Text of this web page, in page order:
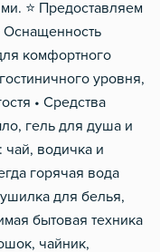
⭐️ Предоставляем
Оснащенность
комфортного
уровня,
• Средства
гель для душа и
чай, водичка и
горячая вода
для белья,
бытовая техника
чайник,